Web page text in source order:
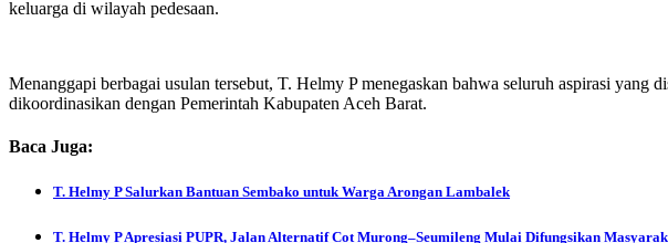
keluarga di wilayah pedesaan.
Menanggapi berbagai usulan tersebut, T. Helmy P menegaskan bahwa seluruh aspirasi
dikoordinasikan dengan Pemerintah Kabupaten Aceh Barat.
Baca Juga:
T. Helmy P Salurkan Bantuan Sembako untuk Warga Arongan Lambalek
T. Helmy P Apresiasi PUPR, Jalan Alternatif Cot Murong–Seumileng Mulai Difungsikan